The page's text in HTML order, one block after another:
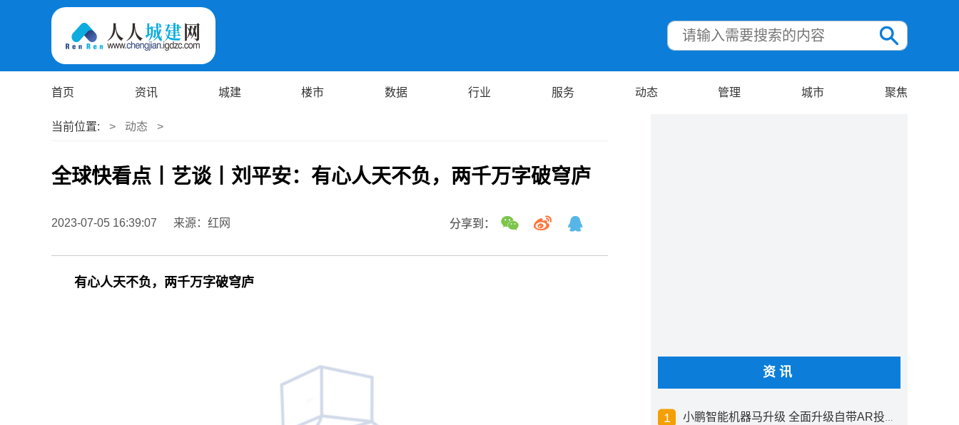
首页 资讯 城建 楼市 数据 行业 服务 动态 管理 城市 聚焦
当前位置: > 动态 >
全球快看点丨艺谈丨刘平安：有心人天不负，两千万字破穹庐
2023-07-05 16:39:07 来源：红网 分享到：
有心人天不负，两千万字破穹庐
资讯
小鹏智能机器马升级 全面升级自带AR投影创新交互方式